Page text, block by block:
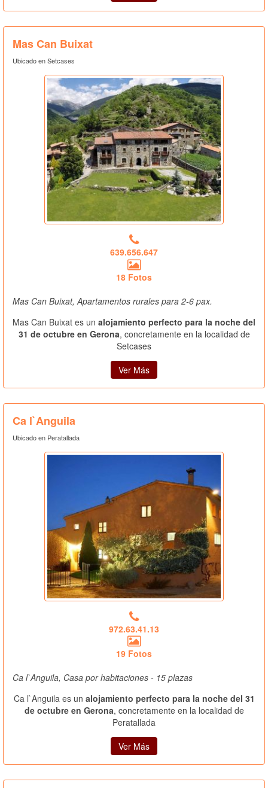
Mas Can Buixat
Ubicado en Setcases
639.656.647
18 Fotos
Mas Can Buixat, Apartamentos rurales para 2-6 pax.
Mas Can Buixat es un alojamiento perfecto para la noche del
31 de octubre en Gerona, concretamente en la localidad de
Setcases
Ver Más
Ca l`Anguila
Ubicado en Peratallada
972.63.41.13
19 Fotos
Ca l`Anguila, Casa por habitaciones - 15 plazas
Ca l`Anguila es un alojamiento perfecto para la noche del 31
de octubre en Gerona, concretamente en la localidad de
Peratallada
Ver Más